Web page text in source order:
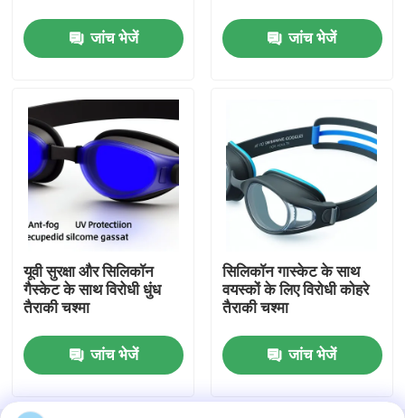
समाचार
एक उद्धरण का अनुरोध करें
एंटी फॉग स्विमिंग गॉगल्स
सुरक्षा चश्मा काले चश्मे
जांच भेजें जांच भेजें
यूवी सुरक्षा और सिलिकॉन
गैस्केट के साथ विरोधी धुंध
तैराकी चश्मा
जांच भेजें
सिलिकॉन गास्केट के साथ
वयस्कों के लिए विरोधी कोहरे
तैराकी चश्मा
जांच भेजें